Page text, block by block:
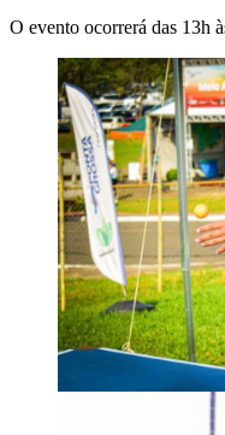
O evento ocorrerá das 13h